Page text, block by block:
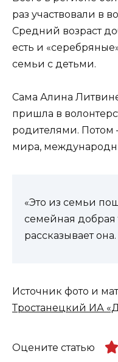
раз участвовали в
Средний возраст
есть и
семьи с детьми.
Сама Алина
пришла в
родителями.
мира,
«Это из семьи
семейная добрая
рассказывает она.
Источник фото и
Тростанецкий ИА
Оцените статью